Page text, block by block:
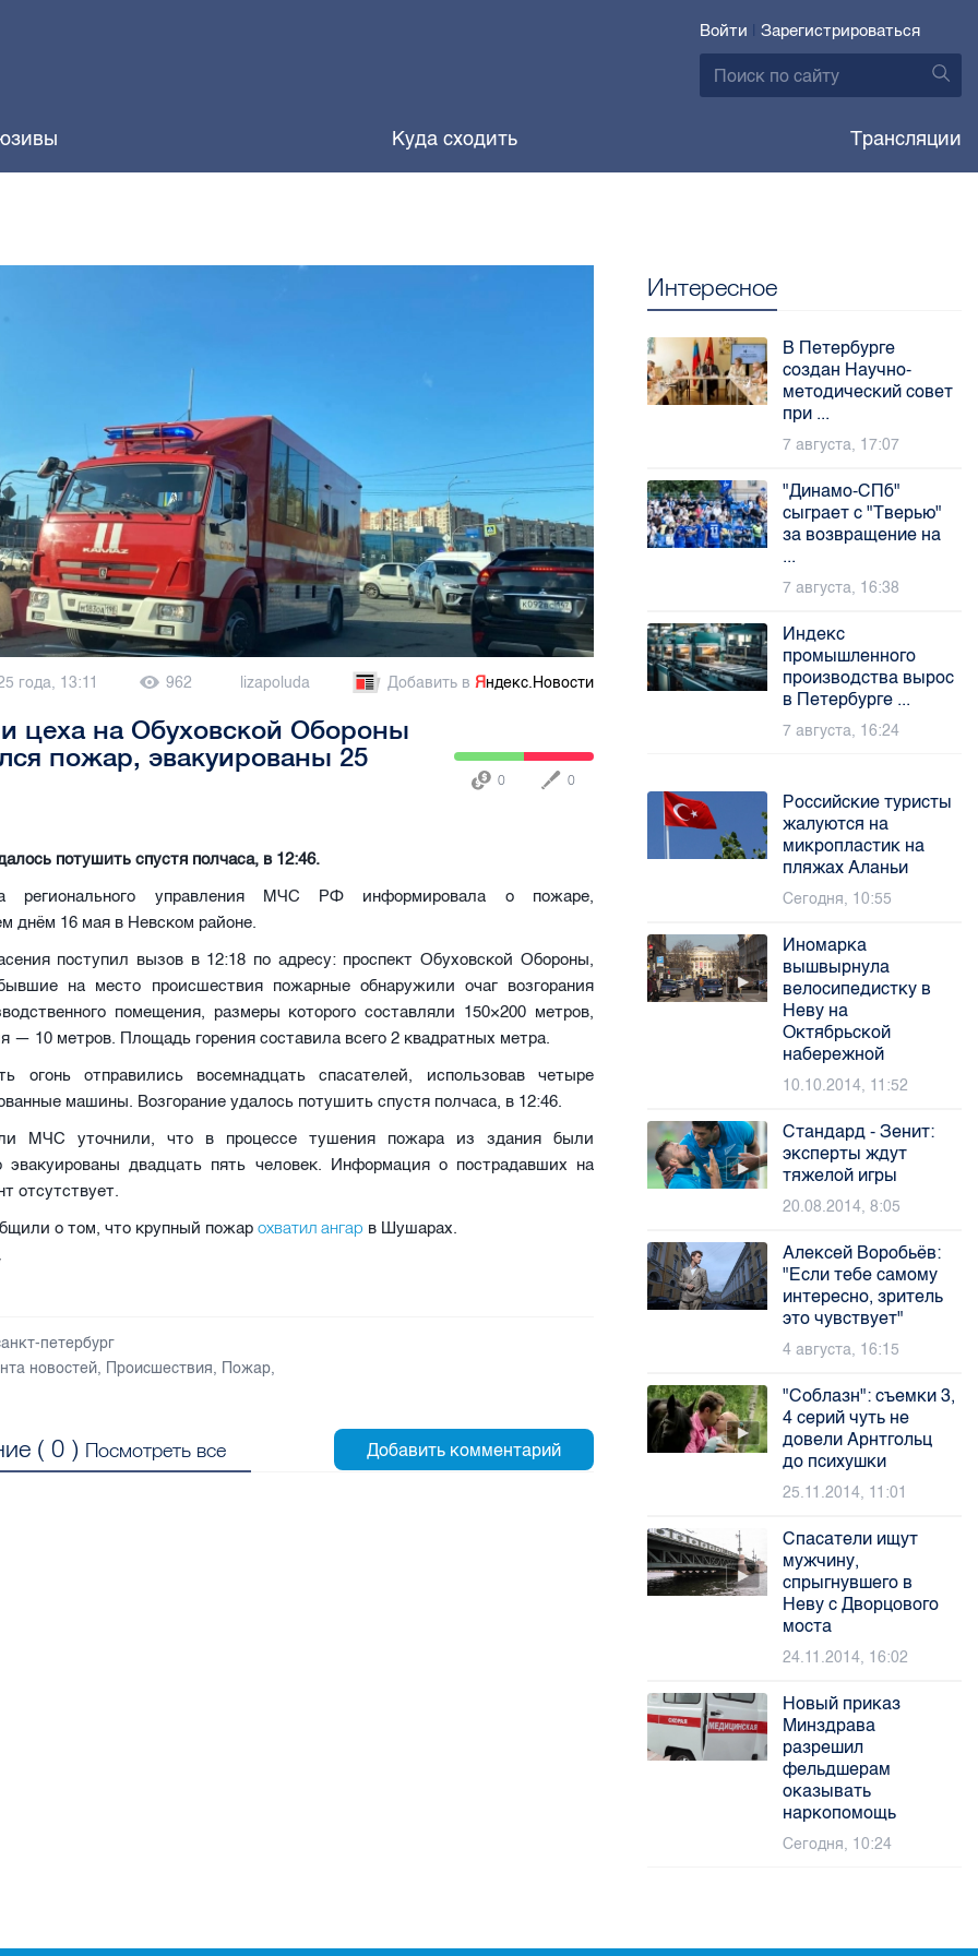
Войти | Зарегистрироваться
Куда сходить Трансляции
года, 13:11 962 lizapoluda Добавить в Яндекс.Новости
цеха на Обуховской Обороны
пожар, эвакуированы 25
0 0
потушить спустя полчаса, в 12:46.
регионального управления МЧС РФ информировала о пожаре,
днём 16 мая в Невском районе.
поступил вызов в 12:18 по адресу: проспект Обуховской Обороны,
на место происшествия пожарные обнаружили очаг возгорания
помещения, размеры которого составляли 150×200 метров,
— 10 метров. Площадь горения составила всего 2 квадратных метра.
огонь отправились восемнадцать спасателей, использовав четыре
машины. Возгорание удалось потушить спустя полчаса, в 12:46.
МЧС уточнили, что в процессе тушения пожара из здания были
эвакуированы двадцать пять человек. Информация о пострадавших на
отсутствует.
о том, что крупный пожарохватил ангар в Шушарах.
петербург
новостей, Происшествия, Пожар,
(0 ) Посмотреть все
Интересное
В Петербурге
создан Научно-
методический совет
при ...
7 августа, 17:07
"Динамо-СПб"
сыграет с "Тверью"
за возвращение на
...
7 августа, 16:38
Индекс
промышленного
производства вырос
в Петербурге ...
7 августа, 16:24
Российские туристы
жалуются на
микропластик на
пляжах Аланьи
Сегодня, 10:55
Иномарка
вышвырнула
велосипедистку в
Неву на
Октябрьской
набережной
10.10.2014, 11:52
Стандард - Зенит:
эксперты ждут
тяжелой игры
20.08.2014, 8:05
Алексей Воробьёв:
"Если тебе самому
интересно, зритель
это чувствует"
4 августа, 16:15
"Соблазн": съемки 3,
4 серий чуть не
довели Арнтгольц
до психушки
25.11.2014, 11:01
Спасатели ищут
мужчину,
спрыгнувшего в
Неву с Дворцового
моста
24.11.2014, 16:02
Новый приказ
Минздрава
разрешил
фельдшерам
оказывать
наркопомощь
Сегодня, 10:24